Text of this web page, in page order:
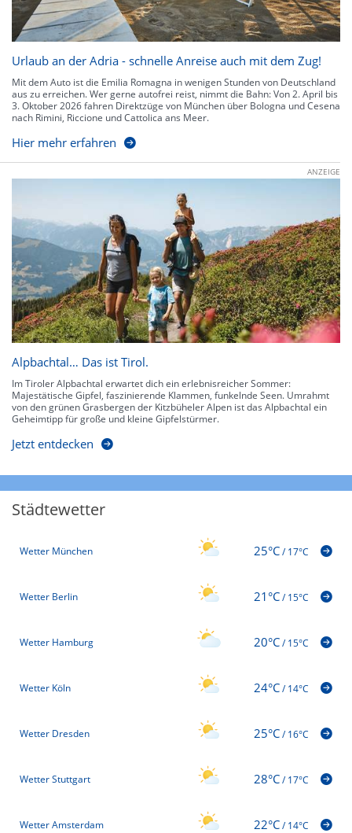
Urlaub an der Adria - schnelle Anreise auch mit dem Zug!
Mit dem Auto ist die Emilia Romagna in wenigen Stunden von Deutschland
aus zu erreichen. Wer gerne autofrei reist, nimmt die Bahn: Von 2. April bis
3. Oktober 2026 fahren Direktzüge von München über Bologna und Cesena
nach Rimini, Riccione und Cattolica ans Meer.
Hier mehr erfahren
ANZEIGE
Alpbachtal… Das ist Tirol.
Im Tiroler Alpbachtal erwartet dich ein erlebnisreicher Sommer:
Majestätische Gipfel, faszinierende Klammen, funkelnde Seen. Umrahmt
von den grünen Grasbergen der Kitzbüheler Alpen ist das Alpbachtal ein
Geheimtipp für große und kleine Gipfelstürmer.
Jetzt entdecken
Städtewetter
Wetter München 25°C/17°C
Wetter Berlin 21°C/15°C
Wetter Hamburg 20°C/15°C
Wetter Köln 24°C/14°C
Wetter Dresden 25°C/16°C
Wetter Stuttgart 28°C/17°C
Wetter Amsterdam 22°C/14°C